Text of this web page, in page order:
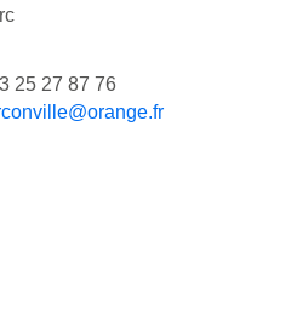
25 27 87 76